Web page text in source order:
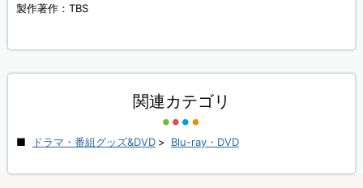
製作著作：TBS
関連カテゴリ
ドラマ・番組グッズ&DVD > Blu-ray・DVD